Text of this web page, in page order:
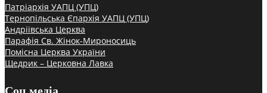
Патріархія УАПЦ (УПЦ)
Тернопільська Єпархія УАПЦ (УПЦ)
Андріївська Церква
Парафія Св. Жінок-Мироносиць
Помісна Церква України
Щедрик – Церковна Лавка